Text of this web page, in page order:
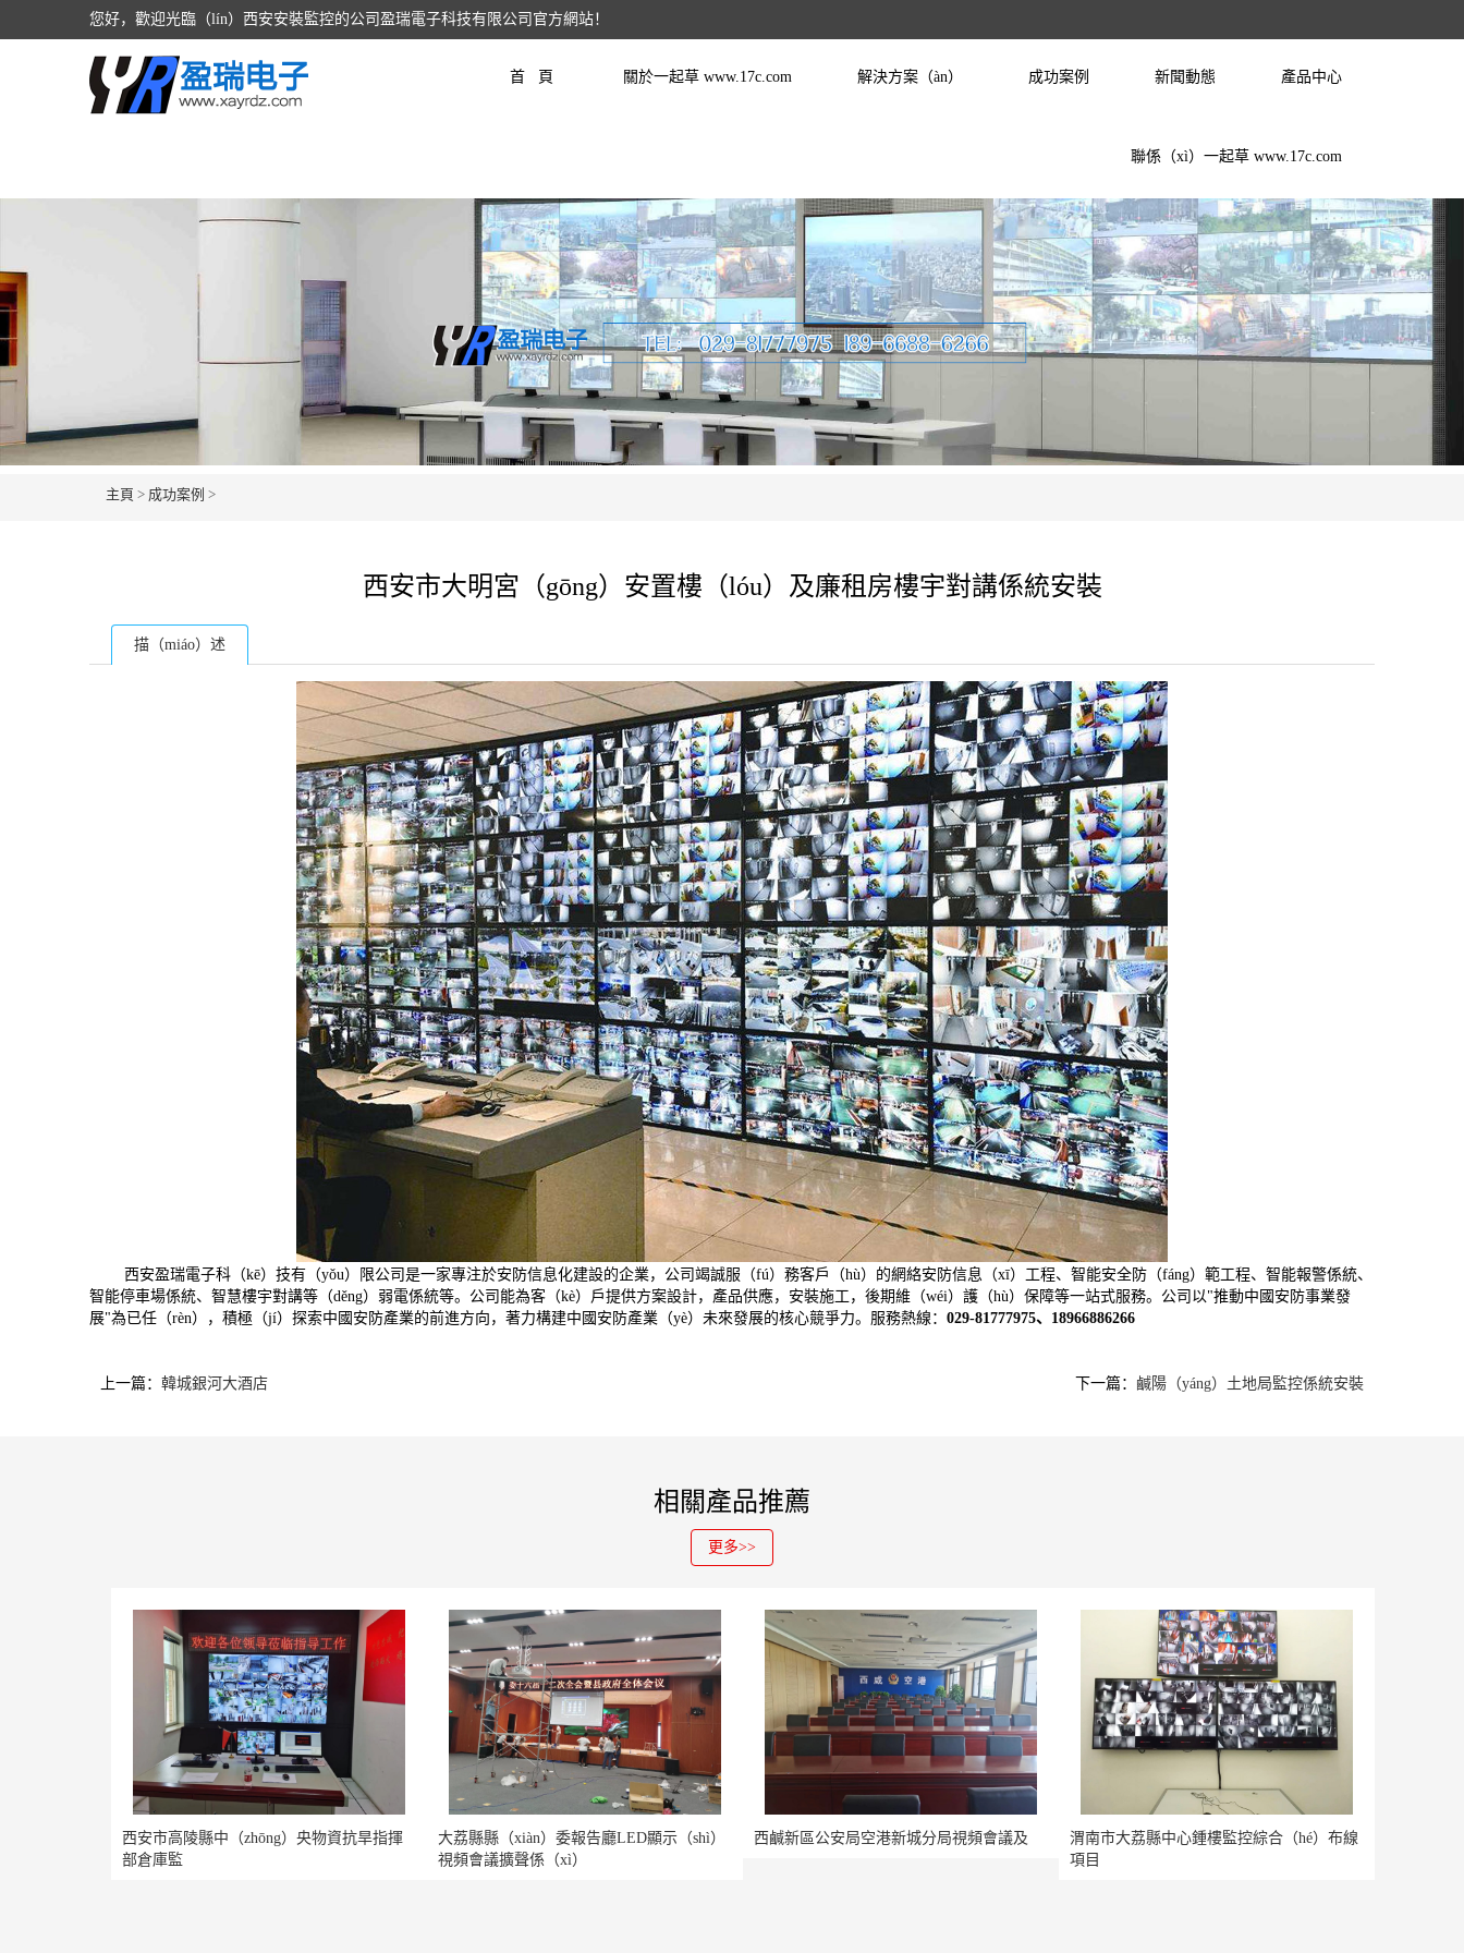
您好，歡迎光臨（lín）西安安裝監控的公司盈瑞電子科技有限公司官方網站！
首 頁 關於一起草 www.17c.com 解決方案（àn） 成功案例 新聞動態 產品中心
聯係（xì）一起草 www.17c.com
主頁 > 成功案例 >
西安市大明宮（gōng）安置樓（lóu）及廉租房樓宇對講係統安裝
描（miáo）述
西安盈瑞電子科（kē）技有（yǒu）限公司是一家專注於安防信息化建設的企業，公司竭誠服（fú）務客戶（hù）的網絡安防信息（xī）工程、智能安全防（fáng）範工程、智能報警係統、
智能停車場係統、智慧樓宇對講等（děng）弱電係統等。公司能為客（kè）戶提供方案設計，產品供應，安裝施工，後期維（wéi）護（hù）保障等一站式服務。公司以"推動中國安防事業發
展"為已任（rèn），積極（jí）探索中國安防產業的前進方向，著力構建中國安防產業（yè）未來發展的核心競爭力。服務熱線： 029-81777975、18966886266
上一篇： 韓城銀河大酒店 下一篇： 鹹陽（yáng）土地局監控係統安裝
相關產品推薦
更多>>
西安市高陵縣中（zhōng）央物資抗旱指揮
部倉庫監
大荔縣縣（xiàn）委報告廳LED顯示（shì）
視頻會議擴聲係（xì）
西鹹新區公安局空港新城分局視頻會議及
渭南市大荔縣中心鍾樓監控綜合（hé）布線
項目